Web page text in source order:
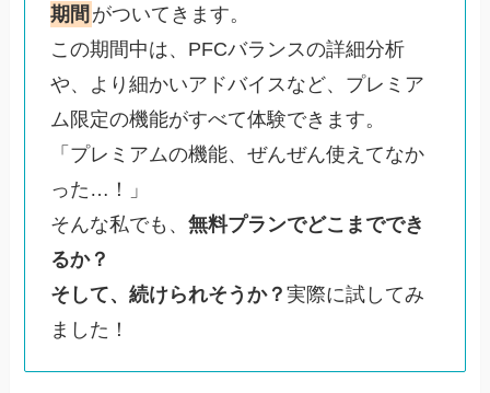
期間 がついてきます。
この期間中は、PFCバランスの詳細分析
や、より細かいアドバイスなど、プレミア
ム限定の機能がすべて体験できます。
「プレミアムの機能、ぜんぜん使えてなか
った…！」
そんな私でも、 無料プランでどこまででき
るか？
そして、続けられそうか？ 実際に試してみ
ました！